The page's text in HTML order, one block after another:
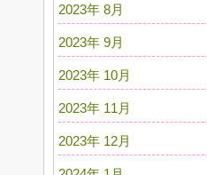
2023年 8月
2023年 9月
2023年 10月
2023年 11月
2023年 12月